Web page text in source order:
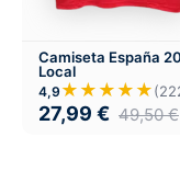
Camiseta España
Local
4,9 ★★★★★
27,99 € 49,50€